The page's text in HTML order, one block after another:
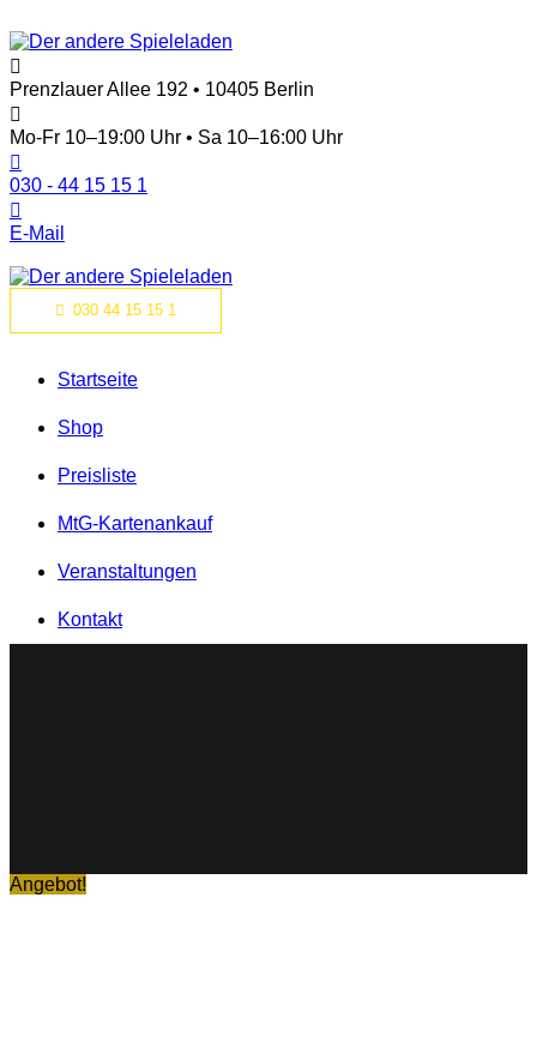
Prenzlauer Allee 192 • 10405 Berlin
Mo-Fr 10–19:00 Uhr • Sa 10–16:00 Uhr
030 - 44 15 15 1
E-Mail
030 44 15 15 1
Startseite
Shop
Preisliste
MtG-Kartenankauf
Veranstaltungen
Kontakt
Angebot!